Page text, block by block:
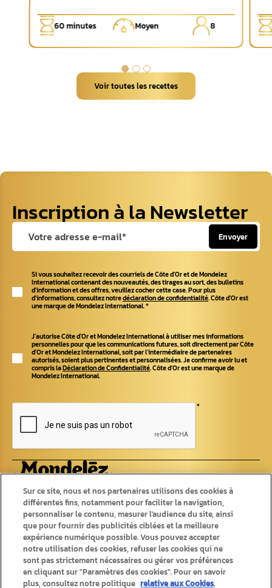
60 minutes Moyen 8
Voir toutes les recettes
Inscription à la Newsletter
Envoyer
Si vous souhaitez recevoir des courriels de Côte d'Or et de Mondelez
International contenant des nouveautés, des tirages au sort, des bulletins
d'information et des offres, veuillez cocher cette case. Pour plus
d'informations, consultez notredéclaration de confidentialité. Côte d'Or est
une marque de Mondelez International.*
J'autorise Côte d'Or et Mondelez International à utiliser mes informations
personnelles pour que les communications futures, soit directement par Côte
d'Or et Mondelez International, soit par l'intermédiaire de partenaires
autorisés, soient plus pertinentes et personnalisées. Je confirme avoir lu et
compris laDéclaration de Confidentialité. Côte d'Or est une marque de
Mondelez International.
*
Produits
Tablettes
Pralines
Chokotoff
Bâtons
Saisonniers
Autres chocolats
Recettes
Recettes originales
Recettes d'été
Recettes d'hiver
Sur ce site, nous et nos partenaires utilisons des cookies à
différentes fins, notamment pour faciliter la navigation,
personnaliser le contenu, mesurer l'audience du site, ainsi
que pour fournir des publicités ciblées et la meilleure
expérience numérique possible. Vous pouvez accepter
notre utilisation des cookies, refuser les cookies qui ne
sont pas strictement nécessaires ou gérer vos préférences
en cliquant sur "Paramètres des cookies". Pour en savoir
plus, consultez notre politique relative aux Cookies.